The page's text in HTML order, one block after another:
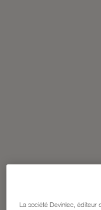
La société Devinlec, éditeur